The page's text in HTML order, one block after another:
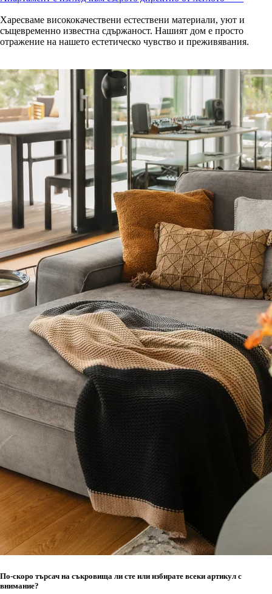
Харесваме висококачествени естествени материали, уют и
същевременно известна сдържаност. Нашият дом е просто
отражение на нашето естетическо чувство и преживявания.
По-скоро търсач на съкровища ли сте или избирате всеки артикул с
внимание?